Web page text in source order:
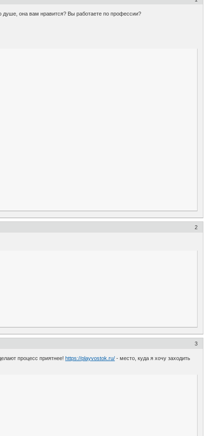
душе, она вам нравится? Вы работаете по профессии?
2
3
процесс приятнее!https://playvostok.ru/ - место, куда я хочу заходить